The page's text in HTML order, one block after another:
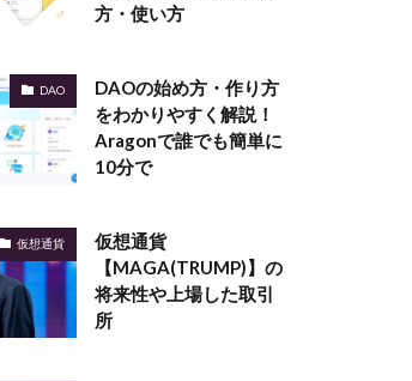
方・使い方
DAO
DAOの始め方・作り方
をわかりやすく解説！
Aragonで誰でも簡単に
10分で
仮想通貨
仮想通貨
【MAGA(TRUMP)】の
将来性や上場した取引
所